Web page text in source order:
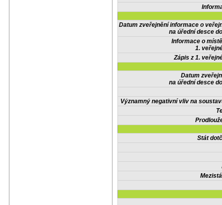
Datum zveřejnění informace o
na úřední desce
Informace o
1.
Zápis z 1.
Datum
na úřední desce
Významný negativní vliv na
Stát